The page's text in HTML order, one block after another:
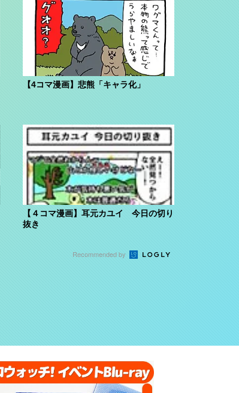
【4コマ漫画】悲熊「キャラ化」
【４コマ漫画】耳元カユイ 今日の切り
抜き
Recommended by